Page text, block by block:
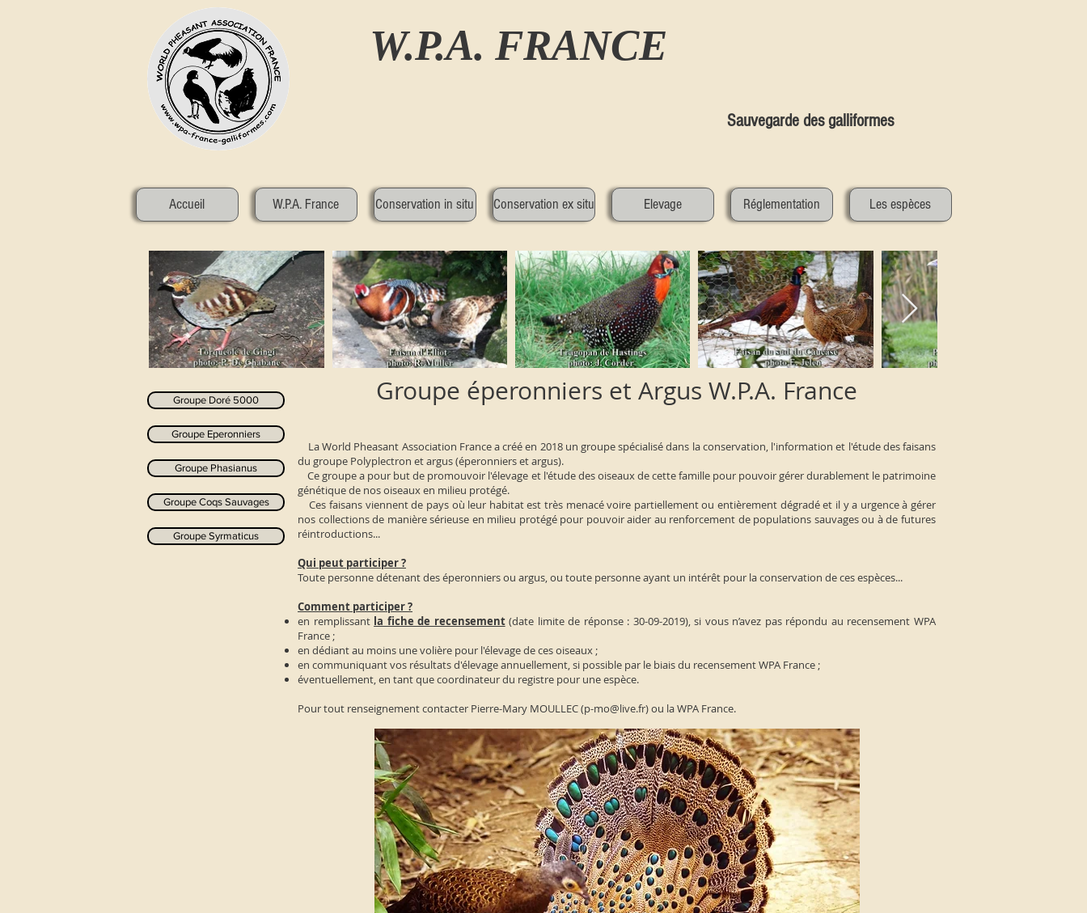
W.P.A. FRANCE
Sauvegarde des galliformes
Accueil W.P.A. France Conservation in situ Conservation ex situ Elevage Réglementation Les espèces
Groupe Doré 5000
Groupe Eperonniers
Groupe Phasianus
Groupe Coqs Sauvages
Groupe Syrmaticus
Groupe éperonniers et Argus W.P.A. France
La World Pheasant Association France a créé en 2018 un groupe spécialisé dans la conservation, l'information et l'étude des faisans
du groupe Polyplectron et argus (éperonniers et argus).
Ce groupe a pour but de promouvoir l'élevage et l'étude des oiseaux de cette famille pour pouvoir gérer durablement le patrimoine
génétique de nos oiseaux en milieu protégé.
Ces faisans viennent de pays où leur habitat est très menacé voire partiellement ou entièrement dégradé et il y a urgence à gérer
nos collections de manière sérieuse en milieu protégé pour pouvoir aider au renforcement de populations sauvages ou à de futures
réintroductions...
Qui peut participer ?
Toute personne détenant des éperonniers ou argus, ou toute personne ayant un intérêt pour la conservation de ces espèces...
Comment participer ?
en remplissant la fiche de recensement(date limite de réponse : 30-09-2019), si vous n’avez pas répondu au recensement WPA
France ;
en dédiant au moins une volière pour l'élevage de ces oiseaux ;
en communiquant vos résultats d'élevage annuellement, si possible par le biais du recensement WPA France ;
éventuellement, en tant que coordinateur du registre pour une espèce.
Pour tout renseignement contacter Pierre-Mary MOULLEC (p-mo@live.fr) ou la WPA France.